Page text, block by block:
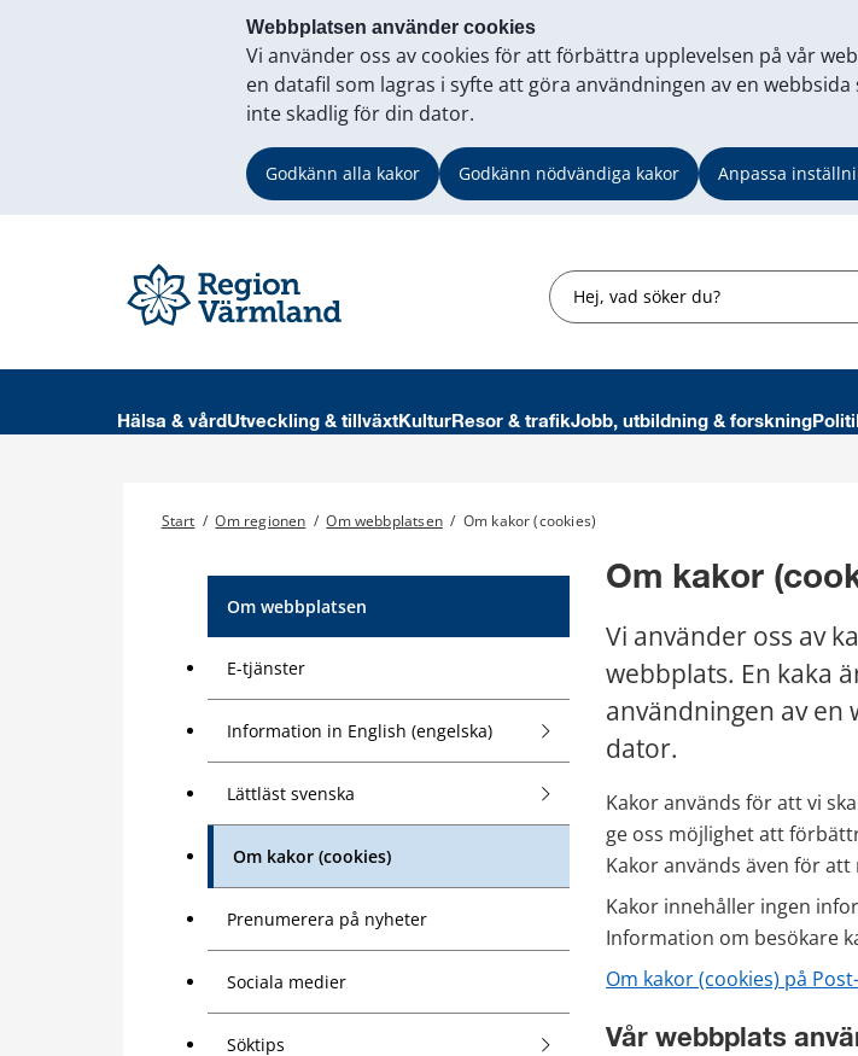
Webbplatsen använder cookies
Vi använder oss av cookies för att förbättra upplevelsen på vår
en datafil som lagras i syfte att göra användningen av en
inte skadlig för din dator.
Godkänn alla kakor Godkänn nödvändiga kakor Anpassa
Sök
Hälsa & vård Utveckling & tillväxtKulturResor & trafikJobb, utbildning & forskning
Start / Om regionen / Om webbplatsen / Om kakor (cookies)
Om webbplatsen
E-tjänster
Information in English (engelska)
Lättläst svenska
Om kakor (cookies)
Prenumerera på nyheter
Sociala medier
Söktips
Om kakor
Vi använder oss av
webbplats. En kaka
användningen av en
dator.
Kakor används för att vi
ge oss möjlighet att
Kakor används även för
Kakor innehåller ingen
Information om besökare
Om kakor (cookies) på
Vår webbplats